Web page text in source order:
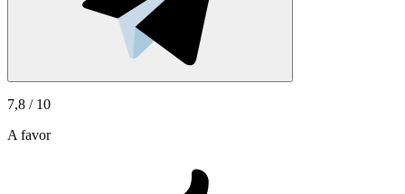
7,8 / 10
A favor